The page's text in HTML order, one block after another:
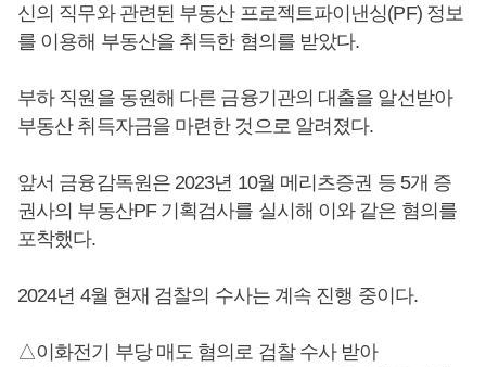
신의 직무와 관련된 부동산 프로젝트파이낸싱(PF) 정보
를 이용해 부동산을 취득한 혐의를 받았다.
부하 직원을 동원해 다른 금융기관의 대출을 알선받아
부동산 취득자금을 마련한 것으로 알려졌다.
앞서 금융감독원은 2023년 10월 메리츠증권 등 5개 증
권사의 부동산PF 기획검사를 실시해 이와 같은 혐의를
포착했다.
2024년 4월 현재 검찰의 수사는 계속 진행 중이다.
△이화전기 부당 매도 혐의로 검찰 수사 받아